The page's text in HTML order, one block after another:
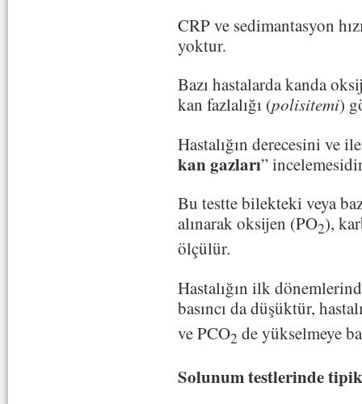
CRP ve sedimantasyon
yoktur.
Bazı hastalarda kanda
kan fazlalığı (polisitemi)
Hastalığın derecesini ve
kan gazları”
Bu testte bilekteki veya
alınarak oksijen (PO2),
ölçülür.
Hastalığın ilk
basıncı da düşüktür,
ve PCO2 de yükselmeye
Solunum testlerinde